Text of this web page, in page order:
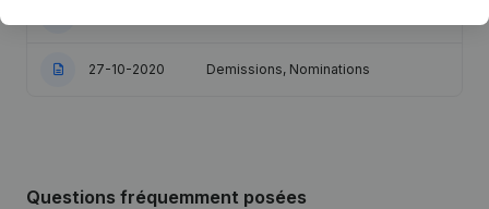
27-10-2020 Demissions, Nominations
Questions fréquemment posées